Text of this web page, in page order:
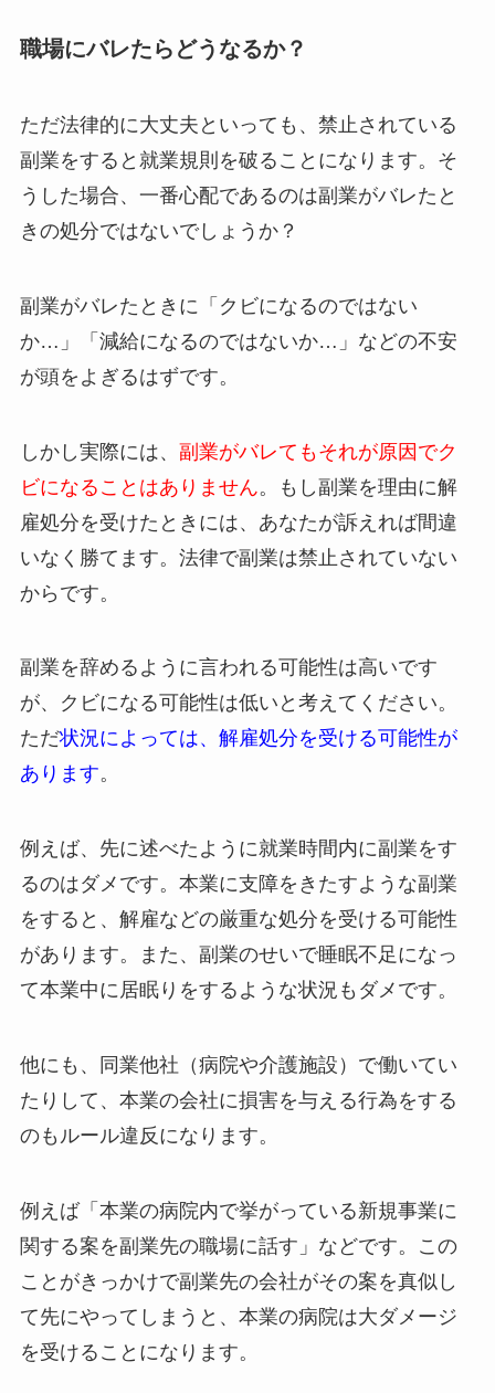
職場にバレたらどうなるか？
ただ法律的に大丈夫といっても、禁止されている
副業をすると就業規則を破ることになります。そ
うした場合、一番心配であるのは副業がバレたと
きの処分ではないでしょうか？
副業がバレたときに「クビになるのではない
か…」「減給になるのではないか…」などの不安
が頭をよぎるはずです。
しかし実際には、 副業がバレてもそれが原因でク
ビになることはありません。もし副業を理由に解
雇処分を受けたときには、あなたが訴えれば間違
いなく勝てます。法律で副業は禁止されていない
からです。
副業を辞めるように言われる可能性は高いです
が、クビになる可能性は低いと考えてください。
ただ状況によっては、解雇処分を受ける可能性が
あります。
例えば、先に述べたように就業時間内に副業をす
るのはダメです。本業に支障をきたすような副業
をすると、解雇などの厳重な処分を受ける可能性
があります。また、副業のせいで睡眠不足になっ
て本業中に居眠りをするような状況もダメです。
他にも、同業他社（病院や介護施設）で働いてい
たりして、本業の会社に損害を与える行為をする
のもルール違反になります。
例えば「本業の病院内で挙がっている新規事業に
関する案を副業先の職場に話す」などです。この
ことがきっかけで副業先の会社がその案を真似し
て先にやってしまうと、本業の病院は大ダメージ
を受けることになります。